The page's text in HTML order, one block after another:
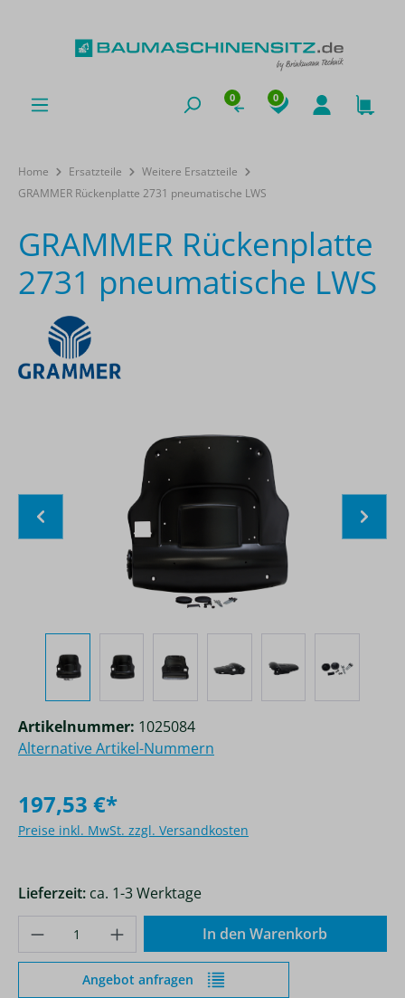
0 0
Home Ersatzteile
Weitere Ersatzteile
GRAMMER Rückenplatte 2731 pneumatische LWS
GRAMMER Rückenplatte
2731 pneumatische LWS
197,53 €*
Preise inkl. MwSt. zzgl. Versandkosten
Lieferzeit: ca. 1-3 Werktage
Artikelnummer: 1025084
Alternative Artikel-Nummern
Produkt Anzahl: Gib den gewünschten
In den Warenkorb
Angebot anfragen